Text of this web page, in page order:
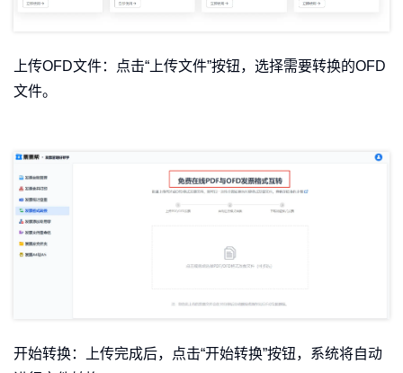
上传OFD文件：点击“上传文件”按钮，选择需要转换的OFD
文件。
开始转换：上传完成后，点击“开始转换”按钮，系统将自动